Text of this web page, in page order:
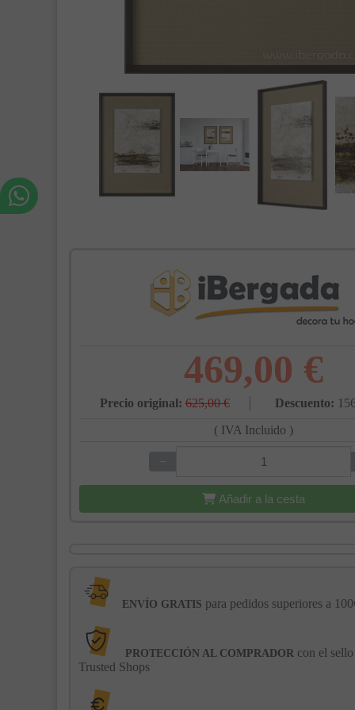
469,00 €
Precio original: 625,00 € Descuento:
( IVA Incluido )
−
Añadir a la cesta
ENVÍO GRATIS para pedidos superiores a
PROTECCIÓN AL COMPRADOR con el
Trusted Shops